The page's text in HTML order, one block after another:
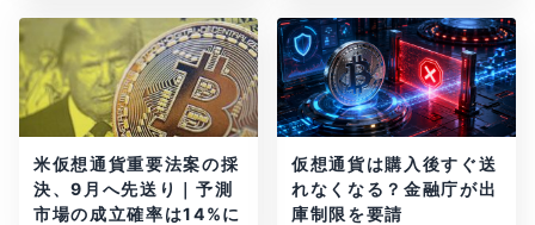
米仮想通貨重要法案の採
決、9月へ先送り｜予測
市場の成立確率は14%に
仮想通貨は購入後すぐ送
れなくなる？金融庁が出
庫制限を要請